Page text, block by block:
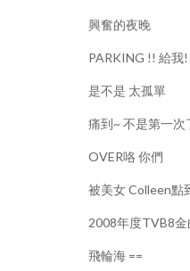
興奮的夜晚
PARKING !! 給我!
是不是 太孤單
痛到~ 不是第一次
OVER咯 你們
被美女 Colleen點
2008年度TVB8
飛輪海 ==